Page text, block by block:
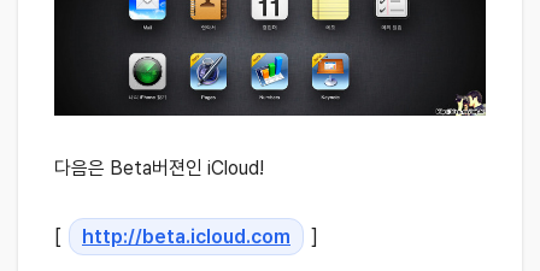
다음은 Beta버젼인 iCloud!
[ http://beta.icloud.com ]